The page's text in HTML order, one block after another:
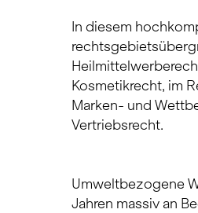
In diesem
Kosmetikrecht, im
Marken- und
Vertriebsrecht.
Umweltbezogene
Jahren massiv an